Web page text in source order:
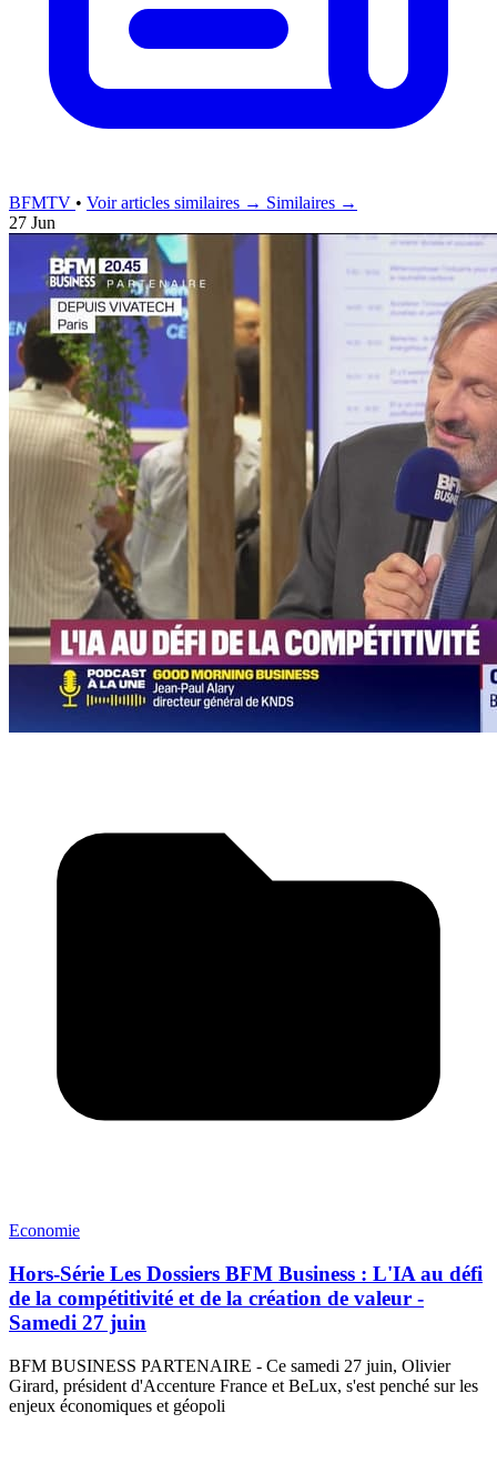
BFMTV • Voir articles similaires → Similaires →
27 Jun
Economie
Hors-Série Les Dossiers BFM Business : L'IA au défi
de la compétitivité et de la création de valeur -
Samedi 27 juin
BFM BUSINESS PARTENAIRE - Ce samedi 27 juin, Olivier
Girard, président d'Accenture France et BeLux, s'est penché sur les
enjeux économiques et géopoli